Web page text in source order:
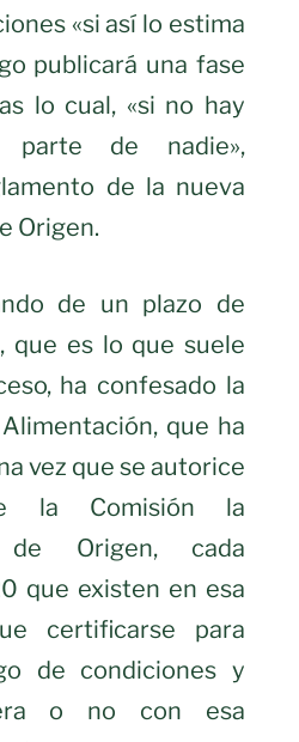
«si así lo estima
publicará una fase
lo cual, «si no hay
parte de nadie»,
de la nueva
Origen.
de un plazo de
que es lo que suele
ha confesado la
que ha
vez que se autorice
la Comisión la
de Origen, cada
que existen en esa
certificarse para
de condiciones y
o no con esa